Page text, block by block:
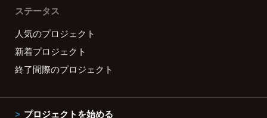
ステータス
人気のプロジェクト
新着プロジェクト
終了間際のプロジェクト
プロジェクトを始める